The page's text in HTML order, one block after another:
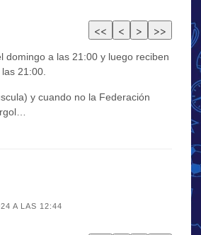
domingo a las 21:00 y luego reciben
21:00.
y cuando no la Federación
A LAS 12:44